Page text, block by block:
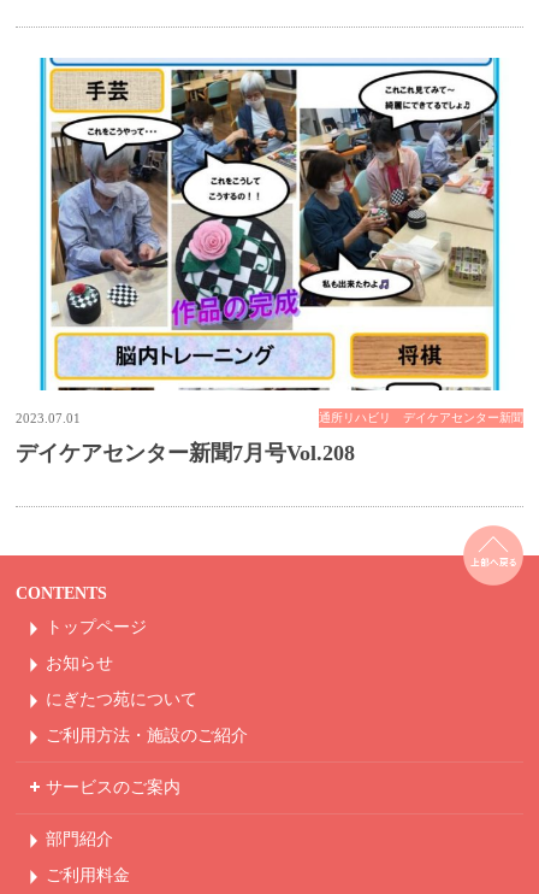
2023.07.01 通所リハビリ デイケアセンター新聞
デイケアセンター新聞7月号Vol.208
CONTENTS
トップページ
お知らせ
にぎたつ苑について
ご利用方法・ 施設のご紹介
サービスのご案内
部門紹介
ご利用料金